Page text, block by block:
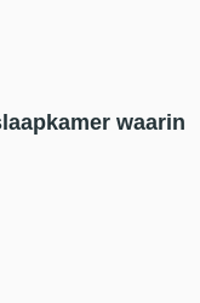
waarin